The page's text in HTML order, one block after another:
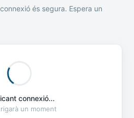
és segura. Espera un
connexió...
un moment